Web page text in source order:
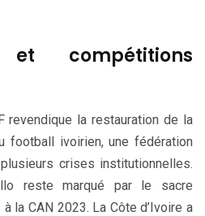
et compétitions
revendique la restauration de la
football ivoirien, une fédération
crises institutionnelles.
reste marqué par le sacre
la CAN 2023. La Côte d’Ivoire a